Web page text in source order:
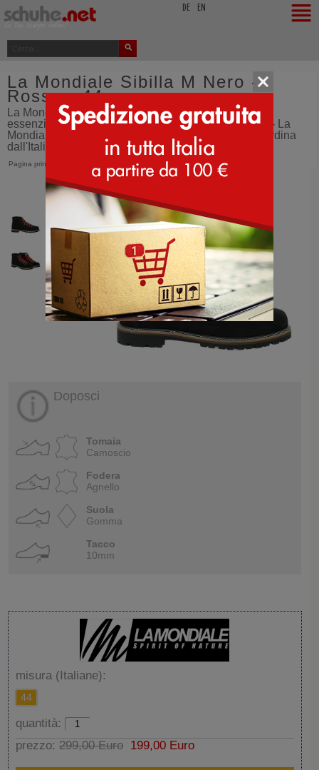
DE EN
La Mondiale Sibilla M Nero -
Rosso - 44
La Mondiale Sibilla M, stivaletto invernale dallo stile
essenziale e raffinato per l'uomo elegante - Doposci - La
Mondiale Sibilla M - 44 - Nero - Rosso - calzature - ordina
dall'Italia - SCHUHE.net
Pagina principale Sibilla M Nero (Rosso) >44
Doposci
Tomaia
Camoscio
Fodera
Agnello
Suola
Gomma
Tacco
10mm
misura (Italiane):
44
quantità:
prezzo: 299,00 Euro199,00 Euro